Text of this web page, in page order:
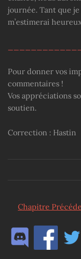
journée. Tant que je
m’estimerai
Pour donner vos
commentaires !
Vos appréciations
soutien.
Correction : Hastin
Chapitre